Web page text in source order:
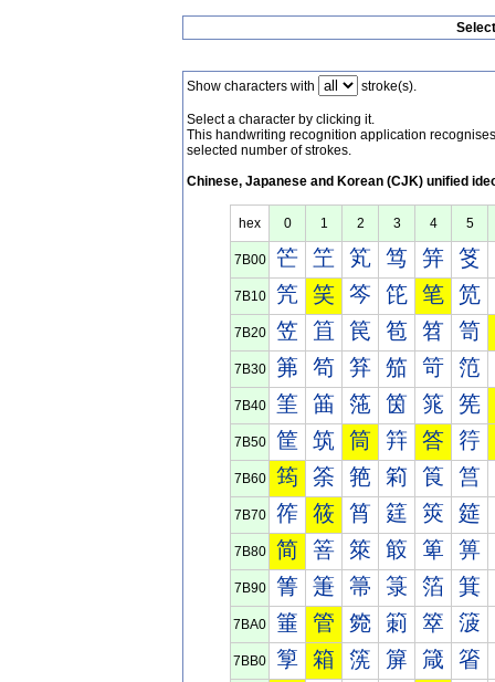
Show characters with stroke(s).
Select a character by clicking it.
This handwriting recognition application
selected number of strokes.
Chinese, Japanese and Korean (CJK) unified
hex 0 1 2 3 4 5
7B00 笀 笁 笂 笃 笄 笅
7B10 笐 笑 笒 笓 笔 笕
7B20 笠 笡 笢 笣 笤 笥
7B30 笰 笱 笲 笳 笴 笵
7B40 筀 筁 筂 筃 筄 筅
7B50 筐 筑 筒 筓 答 筕
7B60 筠 筡 筢 筣 筤 筥
7B70 筰 筱 筲 筳 筴 筵
7B80 简 箁 箂 箃 箄 箅
7B90 箐 箑 箒 箓 箔 箕
7BA0 箠 管 箢 箣 箤 箥
7BB0 箰 箱 箲 箳 箴 箵